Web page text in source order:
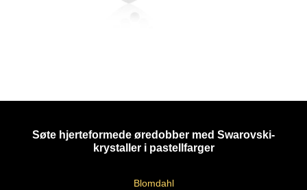
Søte hjerteformede øredobber med Swarovski-
krystaller i pastellfarger
Blomdahl